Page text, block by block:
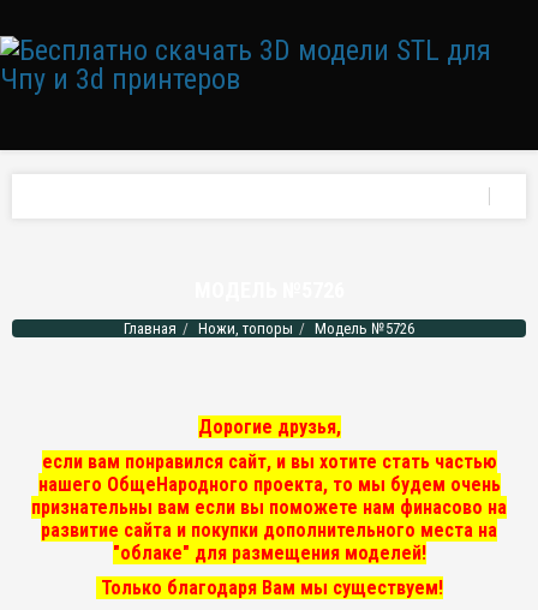
Главная Ножи, топоры Модель №5726
Дорогие друзья,
если вам понравился сайт, и вы хотите стать частью
нашего ОбщеНародного проекта, то мы будем очень
признательны вам если вы поможете нам финасово на
развитие сайта и покупки дополнительного места на
"облаке" для размещения моделей!
Только благодаря Вам мы существуем!